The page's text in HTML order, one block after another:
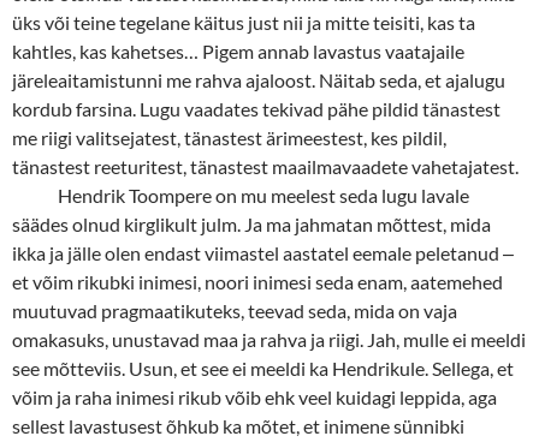
üks või teine tegelane käitus just nii ja mitte teisiti, kas ta
kahtles, kas kahetses… Pigem annab lavastus vaatajaile
järeleaitamistunni me rahva ajaloost. Näitab seda, et ajalugu
kordub farsina. Lugu vaadates tekivad pähe pildid tänastest
me riigi valitsejatest, tänastest ärimeestest, kes pildil,
tänastest reeturitest, tänastest maailmavaadete vahetajatest.
Hendrik Toompere on mu meelest seda lugu lavale
säädes olnud kirglikult julm. Ja ma jahmatan mõttest, mida
ikka ja jälle olen endast viimastel aastatel eemale peletanud ‒
et võim rikubki inimesi, noori inimesi seda enam, aatemehed
muutuvad pragmaatikuteks, teevad seda, mida on vaja
omakasuks, unustavad maa ja rahva ja riigi. Jah, mulle ei meeldi
see mõtteviis. Usun, et see ei meeldi ka Hendrikule. Sellega, et
võim ja raha inimesi rikub võib ehk veel kuidagi leppida, aga
sellest lavastusest õhkub ka mõtet, et inimene sünnibki